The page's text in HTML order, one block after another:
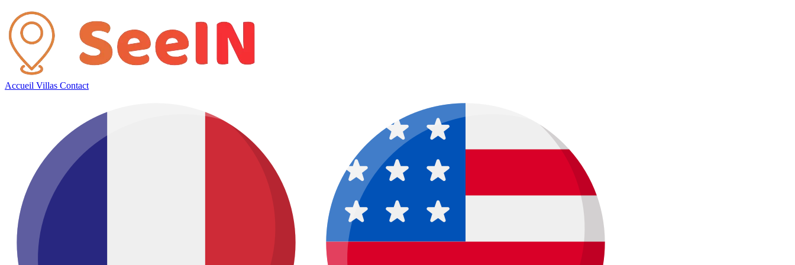
Accueil Villas Contact